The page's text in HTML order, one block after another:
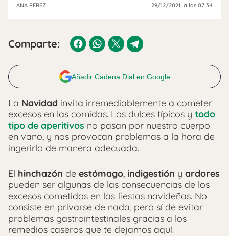
ANA PÉREZ 29/12/2021, a las 07:34
Comparte:
Añadir Cadena Dial en Google
La Navidad invita irremediablemente a cometer
excesos en las comidas. Los dulces típicos y todo
tipo de aperitivos no pasan por nuestro cuerpo
en vano, y nos provocan problemas a la hora de
ingerirlo de manera adecuada.
El hinchazón de estómago, indigestión y ardores
pueden ser algunas de las consecuencias de los
excesos cometidos en las fiestas navideñas. No
consiste en privarse de nada, pero sí de evitar
problemas gastrointestinales gracias a los
remedios caseros que te dejamos aquí.